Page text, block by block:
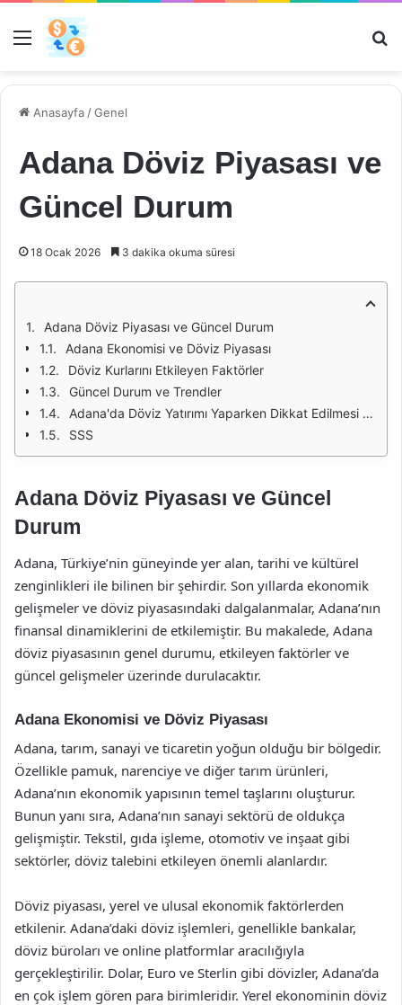
Menü
Anasayfa /Genel
Adana Döviz Piyasası ve
Güncel Durum
18 Ocak 2026 3 dakika okuma süresi
Adana Döviz Piyasası ve Güncel Durum
Adana Ekonomisi ve Döviz Piyasası
Döviz Kurlarını Etkileyen Faktörler
Güncel Durum ve Trendler
Adana'da Döviz Yatırımı Yaparken Dikkat Edilmesi Gerekenler
SSS
Adana Döviz Piyasası ve Güncel
Durum
Adana, Türkiye’nin güneyinde yer alan, tarihi ve kültürel
zenginlikleri ile bilinen bir şehirdir. Son yıllarda ekonomik
gelişmeler ve döviz piyasasındaki dalgalanmalar, Adana’nın
finansal dinamiklerini de etkilemiştir. Bu makalede, Adana
döviz piyasasının genel durumu, etkileyen faktörler ve
güncel gelişmeler üzerinde durulacaktır.
Adana Ekonomisi ve Döviz Piyasası
Adana, tarım, sanayi ve ticaretin yoğun olduğu bir bölgedir.
Özellikle pamuk, narenciye ve diğer tarım ürünleri,
Adana’nın ekonomik yapısının temel taşlarını oluşturur.
Bunun yanı sıra, Adana’nın sanayi sektörü de oldukça
gelişmiştir. Tekstil, gıda işleme, otomotiv ve inşaat gibi
sektörler, döviz talebini etkileyen önemli alanlardır.
Döviz piyasası, yerel ve ulusal ekonomik faktörlerden
etkilenir. Adana’daki döviz işlemleri, genellikle bankalar,
döviz büroları ve online platformlar aracılığıyla
gerçekleştirilir. Dolar, Euro ve Sterlin gibi dövizler, Adana’da
en çok işlem gören para birimleridir. Yerel ekonominin döviz